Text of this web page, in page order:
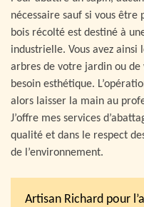
nécessaire sauf si vous
bois récolté est destiné à
industrielle. Vous avez
arbres de votre jardin ou de
besoin esthétique.
alors laisser la main au
J’offre mes services
qualité et dans le respect
de l’environnement.
Artisan Richard pour